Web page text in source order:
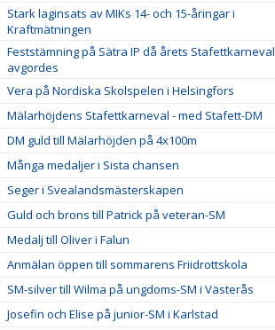
Stark laginsats av MIKs 14- och 15-åringar i
Kraftmätningen
Feststämning på Sätra IP då årets Stafettkarneval
avgordes
Vera på Nordiska Skolspelen i Helsingfors
Mälarhöjdens Stafettkarneval - med Stafett-DM
DM guld till Mälarhöjden på 4x100m
Många medaljer i Sista chansen
Seger i Svealandsmästerskapen
Guld och brons till Patrick på veteran-SM
Medalj till Oliver i Falun
Anmälan öppen till sommarens Friidrottskola
SM-silver till Wilma på ungdoms-SM i Västerås
Josefin och Elise på junior-SM i Karlstad